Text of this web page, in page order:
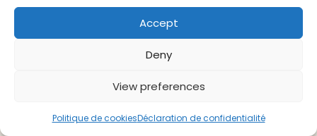
Accept
Deny
View preferences
Politique de cookiesDéclaration de confidentialité
désactivation), pour évaluer l’utilisation de nos
services. Nous utilisons ces outils pour nous aider
améliorer, ainsi que les performances, les
campagnes publicitaires et l’expérience des